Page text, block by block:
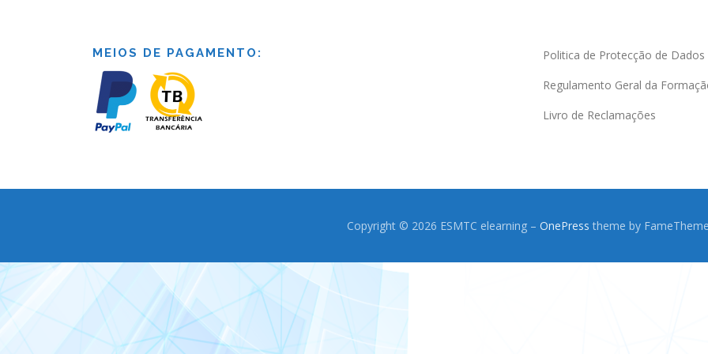
MEIOS DE PAGAMENTO:
Politica de Protecção de Dados
Regulamento Geral da
Livro de Reclamações
Copyright © 2026 ESMTC elearning – OnePress theme by